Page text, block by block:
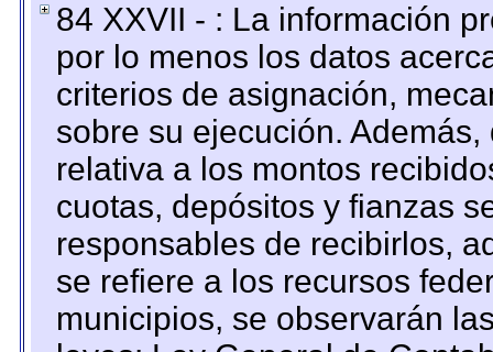
84 XXVII - : La información
por lo menos los datos
criterios de asignación,
sobre su ejecución.
relativa a los montos
cuotas, depósitos y fianzas
responsables de recibirlos,
se refiere a los recursos
municipios, se observarán